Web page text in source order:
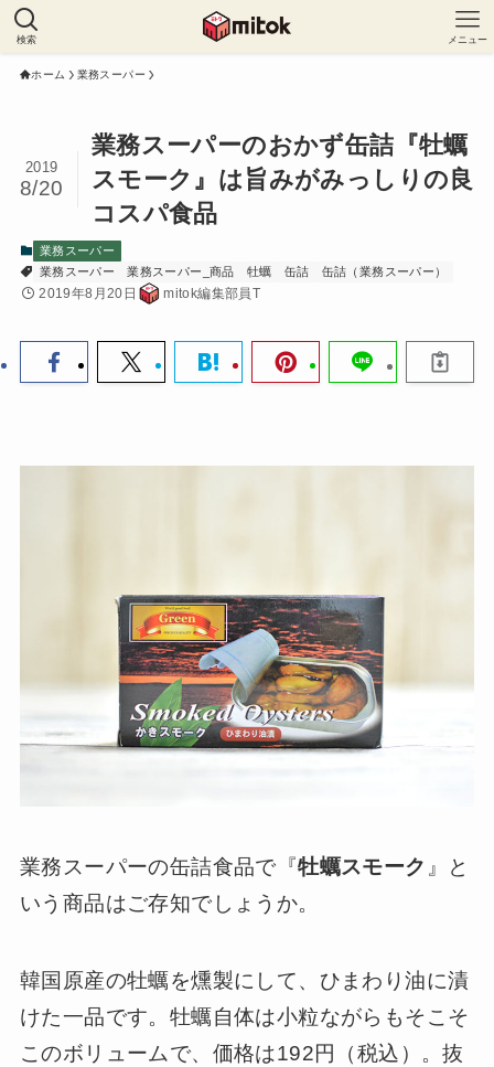
検索 メニュー
ホーム 業務スーパー
業務スーパーのおかず缶詰『牡蠣
スモーク』は旨みがみっしりの良
コスパ食品
2019
8/20
業務スーパー
業務スーパー
業務スーパー_商品 牡蠣 缶詰 缶詰（業務スーパー）
2019年8月20日 mitok編集部員T
業務スーパーの缶詰食品で『牡蠣スモーク 』と
いう商品はご存知でしょうか。
韓国原産の牡蠣を燻製にして、ひまわり油に漬
けた一品です。牡蠣自体は小粒ながらもそこそ
このボリュームで、価格は192円（税込）。抜